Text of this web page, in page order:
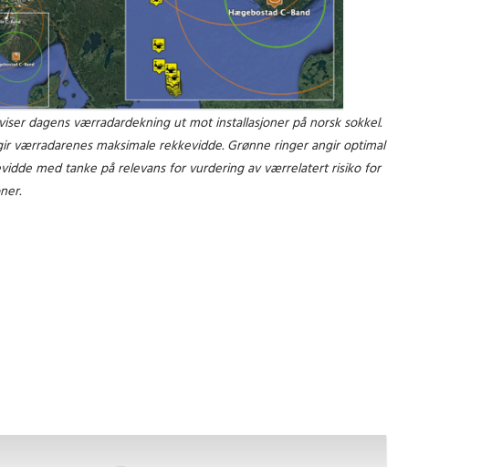
dagens værradardekning ut mot installasjoner på norsk sokkel.
værradarenes maksimale rekkevidde. Grønne ringer angir optimal
med tanke på relevans for vurdering av værrelatert risiko for